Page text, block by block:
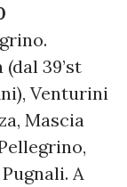
39’st
Venturini
Mascia
A